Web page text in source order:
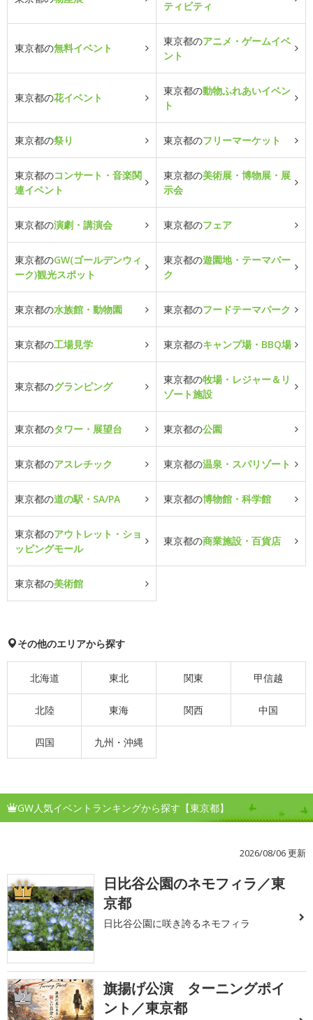
ティビティ
東京都の無料イベント
東京都のアニメ・ゲームイベ
ント
東京都の花イベント
東京都の動物ふれあいイベン
ト
東京都の祭り 東京都のフリーマーケット
東京都のコンサート・音楽関
連イベント
東京都の美術展・博物展・展
示会
東京都の演劇・講演会 東京都のフェア
東京都のGW(ゴールデンウィ
ーク)観光スポット
東京都の遊園地・テーマパー
ク
東京都の水族館・動物園 東京都のフードテーマパーク
東京都の工場見学 東京都のキャンプ場・BBQ場
東京都のグランピング
東京都の牧場・レジャー＆リ
ゾート施設
東京都のタワー・展望台 東京都の公園
東京都のアスレチック 東京都の温泉・スパリゾート
東京都の道の駅・SA/PA 東京都の博物館・科学館
東京都のアウトレット・ショ
ッピングモール
東京都の商業施設・百貨店
東京都の美術館
その他のエリアから探す
北海道 東北 関東 甲信越
北陸 東海 関西 中国
四国 九州・沖縄
GW人気イベントランキングから探す【東京都】
2026/08/06 更新
1
日比谷公園のネモフィラ／東
京都
日比谷公園に咲き誇るネモフィラ
2
旗揚げ公演 ターニングポイ
ント／東京都